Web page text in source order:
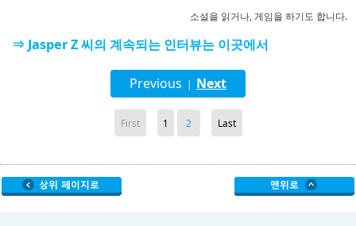
소설을 읽거나, 게임을 하기도 합니다.
⇒ Jasper Z 씨의 계속되는 인터뷰는 이곳에서
Previous | Next
First 1 2 Last